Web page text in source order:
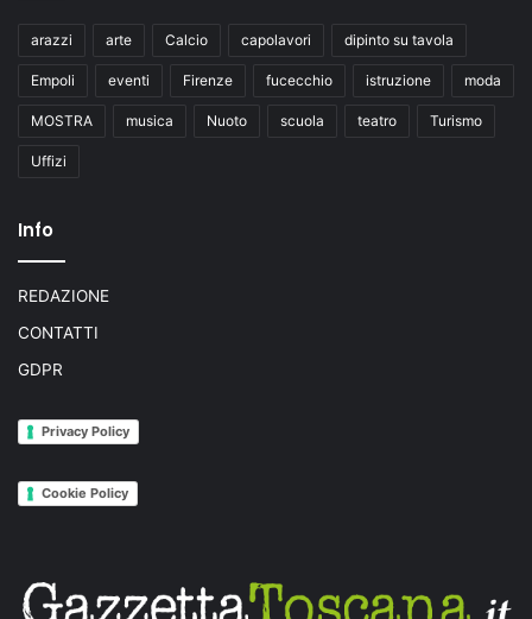
arazzi arte Calcio capolavori dipinto su tavola
Empoli eventi Firenze fucecchio istruzione moda
MOSTRA musica Nuoto scuola teatro Turismo
Uffizi
Info
REDAZIONE
CONTATTI
GDPR
Privacy Policy
Cookie Policy